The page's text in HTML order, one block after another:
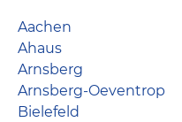
Aachen
Ahaus
Arnsberg
Arnsberg-Oeventrop
Bielefeld